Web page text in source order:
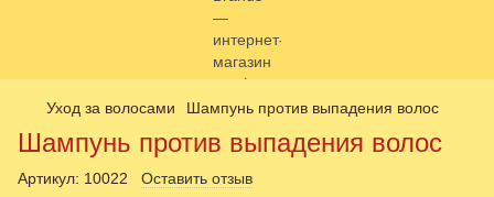
Уход за волосами Шампунь против выпадения волос
Шампунь против выпадения волос
Артикул: 10022 Оставить отзыв